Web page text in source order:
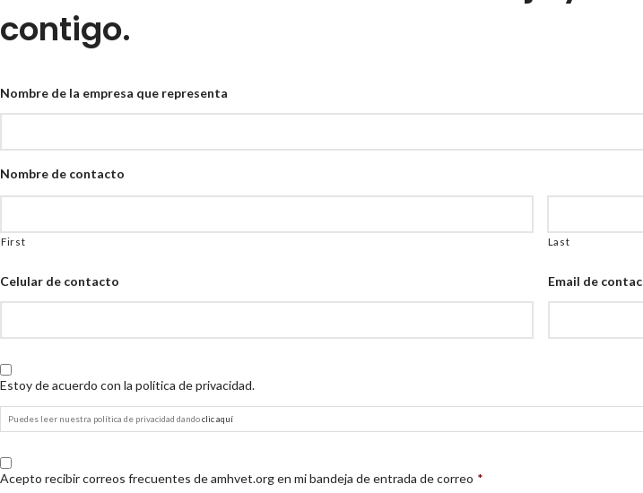
contigo.
Nombre de la empresa que representa
Nombre de contacto
First Last
Celular de contacto Email de
Consentimiento
Estoy de acuerdo con la política de privacidad.
Puedes leer nuestra política de privacidad dandoclic aquí
Acepto recibir correos frecuentes de amhvet.org en mi bandeja de entrada de correo *